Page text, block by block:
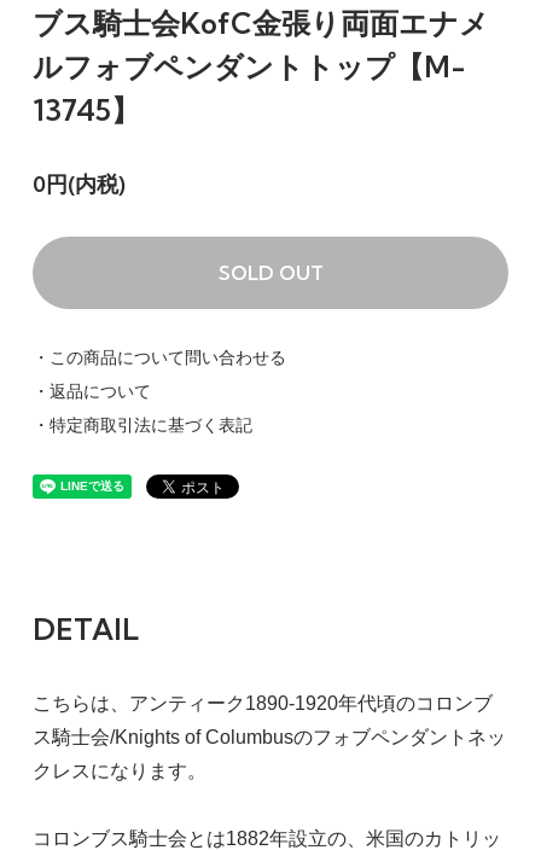
ブス騎士会KofC金張り両面エナメ
ルフォブペンダントトップ【M-
13745】
0円(内税)
SOLD OUT
・この商品について問い合わせる
・返品について
・特定商取引法に基づく表記
DETAIL
こちらは、アンティーク1890-1920年代頃のコロンブ
ス騎士会/Knights of Columbusのフォブペンダントネッ
クレスになります。
コロンブス騎士会とは1882年設立の、米国のカトリッ